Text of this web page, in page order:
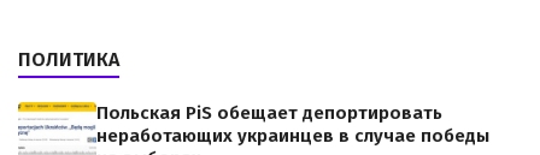
ПОЛИТИКА
Польская PiS обещает депортировать
неработающих украинцев в случае победы